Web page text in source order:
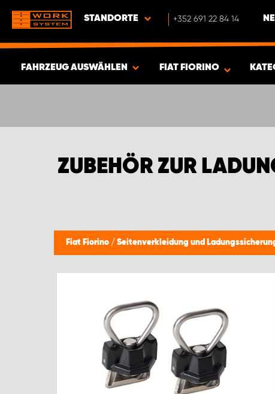
STANDORTE +352 691 22 84 14
FAHRZEUG AUSWÄHLEN FIAT FIORINO
ZUBEHÖR ZUR
Fiat Fiorino / Seitenverkleidung und